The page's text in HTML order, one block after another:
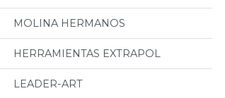
MOLINA HERMANOS
HERRAMIENTAS EXTRAPOL
LEADER-ART